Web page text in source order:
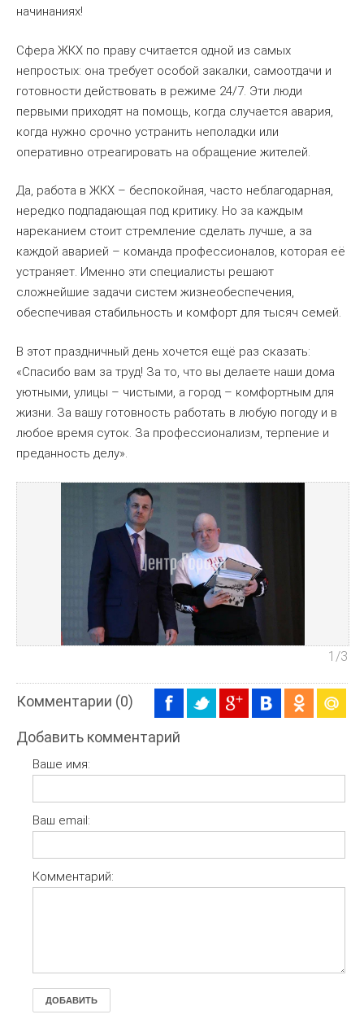
начинаниях!
Сфера ЖКХ по праву считается одной из самых
непростых: она требует особой закалки, самоотдачи и
готовности действовать в режиме 24/7. Эти люди
первыми приходят на помощь, когда случается авария,
когда нужно срочно устранить неполадки или
оперативно отреагировать на обращение жителей.
Да, работа в ЖКХ – беспокойная, часто неблагодарная,
нередко подпадающая под критику. Но за каждым
нареканием стоит стремление сделать лучше, а за
каждой аварией – команда профессионалов, которая её
устраняет. Именно эти специалисты решают
сложнейшие задачи систем жизнеобеспечения,
обеспечивая стабильность и комфорт для тысяч семей.
В этот праздничный день хочется ещё раз сказать:
«Спасибо вам за труд! За то, что вы делаете наши дома
уютными, улицы – чистыми, а город – комфортным для
жизни. За вашу готовность работать в любую погоду и в
любое время суток. За профессионализм, терпение и
преданность делу».
1 /3
Комментарии (0)
Добавить комментарий
Ваше имя:
Ваш email:
Комментарий:
ДОБАВИТЬ